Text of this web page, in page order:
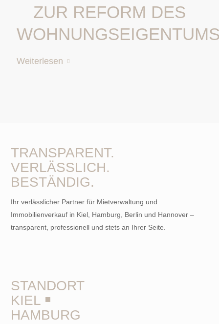
ZUR REFORM DES
Weiterlesen
TRANSPARENT.
VERLÄSSLICH.
BESTÄNDIG.
Ihr verlässlicher Partner für Mietverwaltung und
Immobilienverkauf in Kiel, Hamburg, Berlin und Hannover –
transparent, professionell und stets an Ihrer Seite.
STANDORT
KIEL ￭
HAMBURG